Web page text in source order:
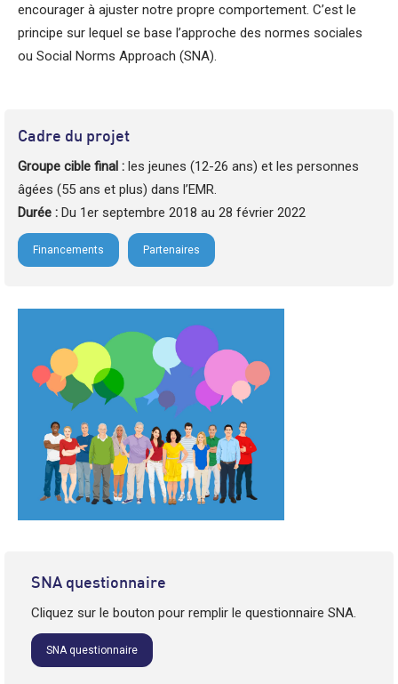
encourager à ajuster notre propre comportement. C’est le
principe sur lequel se base l’approche des normes sociales
ou Social Norms Approach (SNA).
Cadre du projet
Groupe cible final : les jeunes (12-26 ans) et les personnes
âgées (55 ans et plus) dans l’EMR.
Durée : Du 1er septembre 2018 au 28 février 2022
Financements Partenaires
SNA questionnaire
Cliquez sur le bouton pour remplir le questionnaire SNA.
SNA questionnaire